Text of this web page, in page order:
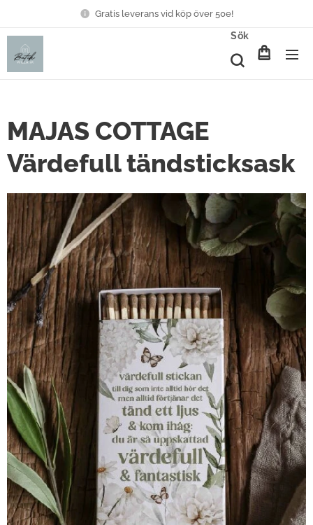
Gratis leverans vid köp över 50e!
Sök
MAJAS COTTAGE
Värdefull tändsticksask